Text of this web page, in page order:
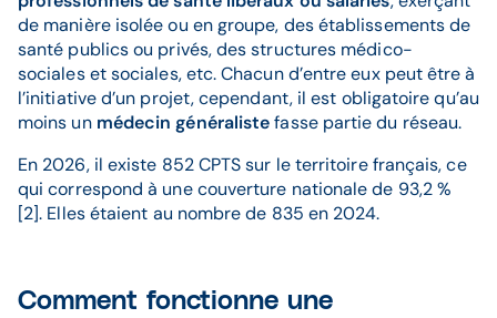
de manière isolée ou en groupe, des établissements de
santé publics ou privés, des structures médico-
sociales et sociales, etc. Chacun d’entre eux peut être à
l’initiative d’un projet, cependant, il est obligatoire qu’au
moins un médecin généralistefasse partie du réseau.
En 2026, il existe 852 CPTS sur le territoire français, ce
qui correspond à une couverture nationale de 93,2 %
[2]. Elles étaient au nombre de 835 en 2024.
Comment fonctionne une